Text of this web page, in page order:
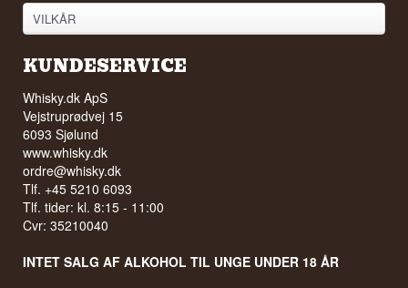
VILKÅR
KUNDESERVICE
Whisky.dk ApS
Vejstruprødvej 15
6093 Sjølund
www.whisky.dk
ordre@whisky.dk
Tlf. +45 5210 6093
Tlf. tider: kl. 8:15 - 11:00
Cvr: 35210040
INTET SALG AF ALKOHOL TIL UNGE UNDER 18 ÅR